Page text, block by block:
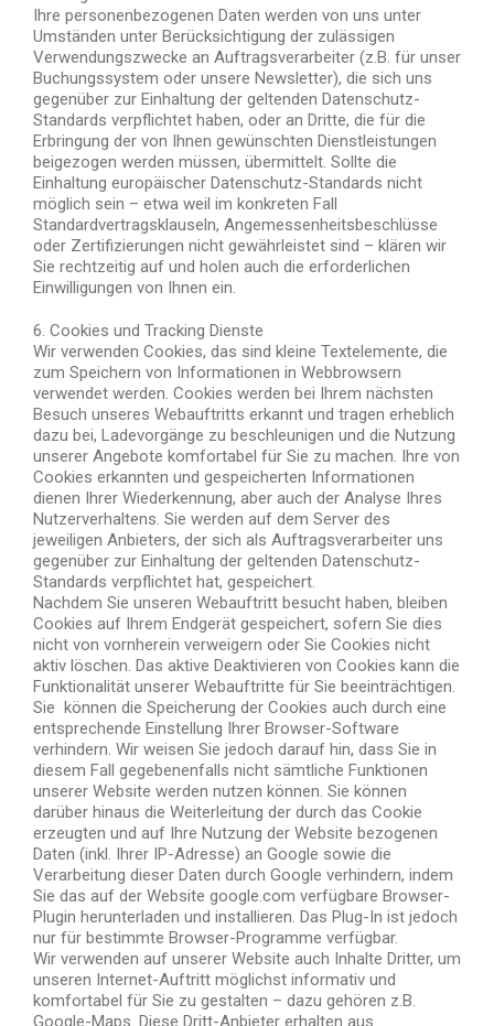
Ihre personenbezogenen Daten werden von uns unter
Umständen unter Berücksichtigung der zulässigen
Verwendungszwecke an Auftragsverarbeiter (z.B. für unser
Buchungssystem oder unsere Newsletter), die sich uns
gegenüber zur Einhaltung der geltenden Datenschutz-
Standards verpflichtet haben, oder an Dritte, die für die
Erbringung der von Ihnen gewünschten Dienstleistungen
beigezogen werden müssen, übermittelt. Sollte die
Einhaltung europäischer Datenschutz-Standards nicht
möglich sein – etwa weil im konkreten Fall
Standardvertragsklauseln, Angemessenheitsbeschlüsse
oder Zertifizierungen nicht gewährleistet sind – klären wir
Sie rechtzeitig auf und holen auch die erforderlichen
Einwilligungen von Ihnen ein.
6. Cookies und Tracking Dienste
Wir verwenden Cookies, das sind kleine Textelemente, die
zum Speichern von Informationen in Webbrowsern
verwendet werden. Cookies werden bei Ihrem nächsten
Besuch unseres Webauftritts erkannt und tragen erheblich
dazu bei, Ladevorgänge zu beschleunigen und die Nutzung
unserer Angebote komfortabel für Sie zu machen. Ihre von
Cookies erkannten und gespeicherten Informationen
dienen Ihrer Wiederkennung, aber auch der Analyse Ihres
Nutzerverhaltens. Sie werden auf dem Server des
jeweiligen Anbieters, der sich als Auftragsverarbeiter uns
gegenüber zur Einhaltung der geltenden Datenschutz-
Standards verpflichtet hat, gespeichert.
Nachdem Sie unseren Webauftritt besucht haben, bleiben
Cookies auf Ihrem Endgerät gespeichert, sofern Sie dies
nicht von vornherein verweigern oder Sie Cookies nicht
aktiv löschen. Das aktive Deaktivieren von Cookies kann die
Funktionalität unserer Webauftritte für Sie beeinträchtigen.
Sie können die Speicherung der Cookies auch durch eine
entsprechende Einstellung Ihrer Browser-Software
verhindern. Wir weisen Sie jedoch darauf hin, dass Sie in
diesem Fall gegebenenfalls nicht sämtliche Funktionen
unserer Website werden nutzen können. Sie können
darüber hinaus die Weiterleitung der durch das Cookie
erzeugten und auf Ihre Nutzung der Website bezogenen
Daten (inkl. Ihrer IP-Adresse) an Google sowie die
Verarbeitung dieser Daten durch Google verhindern, indem
Sie das auf der Website google.com verfügbare Browser-
Plugin herunterladen und installieren. Das Plug-In ist jedoch
nur für bestimmte Browser-Programme verfügbar.
Wir verwenden auf unserer Website auch Inhalte Dritter, um
unseren Internet-Auftritt möglichst informativ und
komfortabel für Sie zu gestalten – dazu gehören z.B.
Google-Maps. Diese Dritt-Anbieter erhalten aus